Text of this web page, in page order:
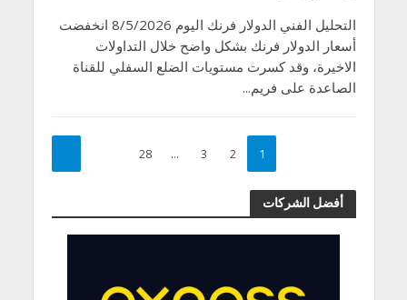
التحليل الفني الدولار فرنك اليوم 8/5/2026 انخفضت
أسعار الدولار فرنك بشكل واضح خلال التداولات
الاخيرة، وقد كسرت مستويات الضلع السفلي للقناة
الصاعدة على فريم...
1
2
3
…
28
أفضل الشركات